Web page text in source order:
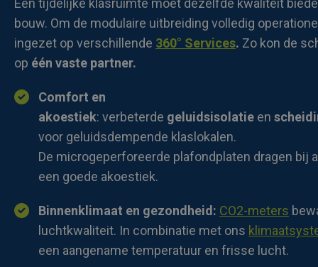
Een tijdelijke klasruimte moet dezelfde kwaliteit
bouw. Om de modulaire uitbreiding volledig
ingezet op verschillende 360° Services. Zo kon de
op één vaste partner.
Comfort en
akoestiek: verbeterde geluidsisolatie en
voor geluidsdempende klaslokalen.
De microgeperforeerde plafondplaten dragen bij
een goede akoestiek.
Binnenklimaat en gezondheid: CO2-meters
luchtkwaliteit. In combinatie met ons
een aangename temperatuur en frisse lucht.